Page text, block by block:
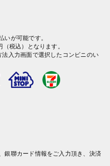
が可能です。
税込）となります。
入力画面で選択したコンビニのい
銀聯カード情報をご入力頂き、決済